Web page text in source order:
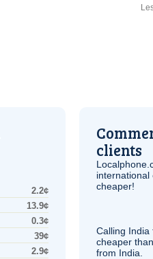
2.2¢
13.9¢
0.3¢
39¢
2.9¢
clients
international
cheaper!
Calling
cheaper
from India.